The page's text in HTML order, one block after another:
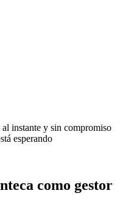
instante y sin compromiso
esperando
como gestor